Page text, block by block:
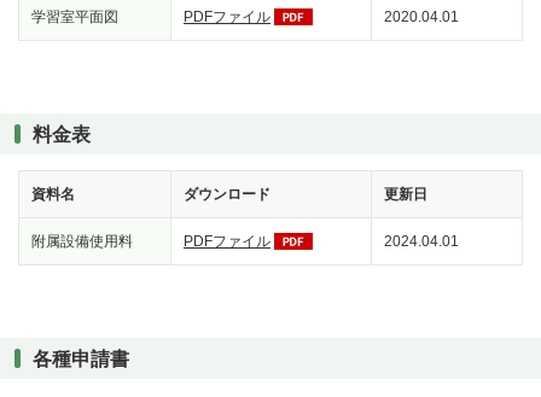
学習室平面図 PDFファイル 2020.04.01
料金表
資料名 ダウンロード 更新日
附属設備使用料 PDFファイル 2024.04.01
各種申請書